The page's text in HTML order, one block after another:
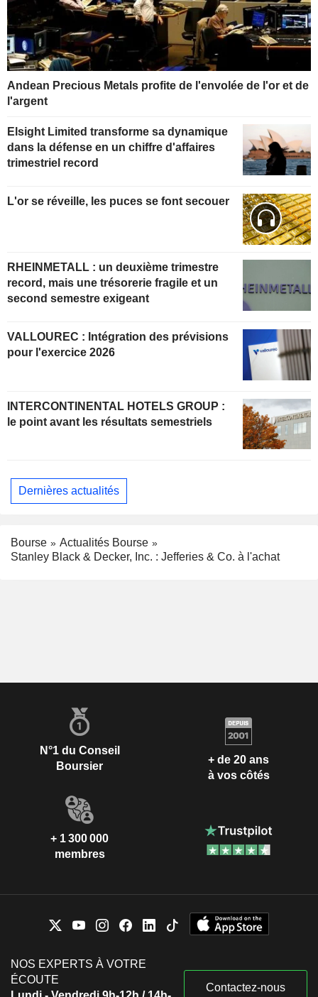
Andean Precious Metals profite de l'envolée de l'or et de
l'argent
Elsight Limited transforme sa dynamique
dans la défense en un chiffre d'affaires
trimestriel record
L'or se réveille, les puces se font secouer
RHEINMETALL : un deuxième trimestre
record, mais une trésorerie fragile et un
second semestre exigeant
VALLOUREC : Intégration des prévisions
pour l'exercice 2026
INTERCONTINENTAL HOTELS GROUP :
le point avant les résultats semestriels
Dernières actualités
Bourse
Actualités Bourse
Stanley Black & Decker, Inc. : Jefferies & Co. à l'achat
N°1 du Conseil
Boursier
+ de 20 ans
à vos côtés
+ 1 300 000
membres
NOS EXPERTS À VOTRE
ÉCOUTE
Contactez-nous